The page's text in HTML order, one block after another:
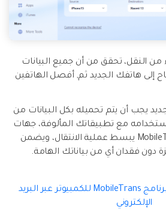
من النقل، تحقق من أن جميع البيانات
إلى هاتفك الجديد ثم, أفصل الهاتفين
يجب أن يتم تحميله بكل البيانات من
مع تطبيقاتك المألوفة، جهات
الاتصال، والملفات. MobileTrans يبسط عملية الانتقال، ويضمن
دون فقدان أي من بياناتك الهامة.
انقر هنا للحصول على برنامج MobileTrans للكمبيوتر عبر البريد
الإلكتروني